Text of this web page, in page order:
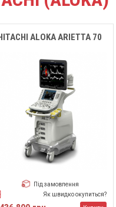
ALOKA ARIETTA 70
Під замовлення
Як швидко окупиться?